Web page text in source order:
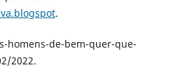
.
homens-de-bem-quer-que-
2022.